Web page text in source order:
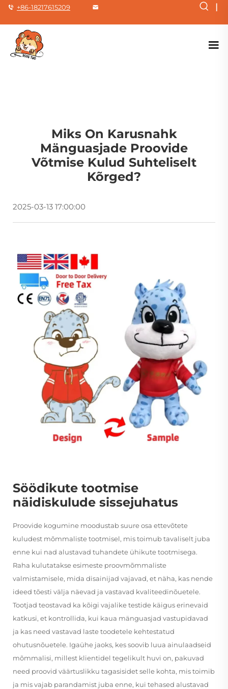
+86-18217615209 |
Miks On Karusnahk
Mänguasjade Proovide
Võtmise Kulud Suhteliselt
Kõrged?
2025-03-13 17:00:00
Söödikute tootmise
näidiskulude sissejuhatus
Proovide kogumine moodustab suure osa ettevõtete
kuludest mõmmaliste tootmisel, mis toimub tavaliselt juba
enne kui nad alustavad tuhandete ühikute tootmisega.
Raha kulutatakse esimeste proovmõmmaliste
valmistamisele, mida disainijad vajavad, et näha, kas nende
ideed tõesti välja näevad ja vastavad kvaliteedinõuetele.
Tootjad teostavad ka kõigi vajalike testide käigus erinevaid
katkusi, et kontrollida, kui kaua mänguasjad vastupidavad
ja kas need vastavad laste toodetele kehtestatud
ohutusnõuetele. Igaühe jaoks, kes soovib luua ainulaadseid
mõmmalisi, millest klientidel tegelikult huvi on, pakuvad
need proovid väärtuslikku tagasisidet selle kohta, mis toimib
ja mis vajab parandamist juba enne, kui tehased alustavad